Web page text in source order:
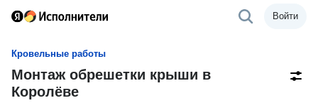
Войти
Кровельные работы
Монтаж обрешетки крыши в
Королёве